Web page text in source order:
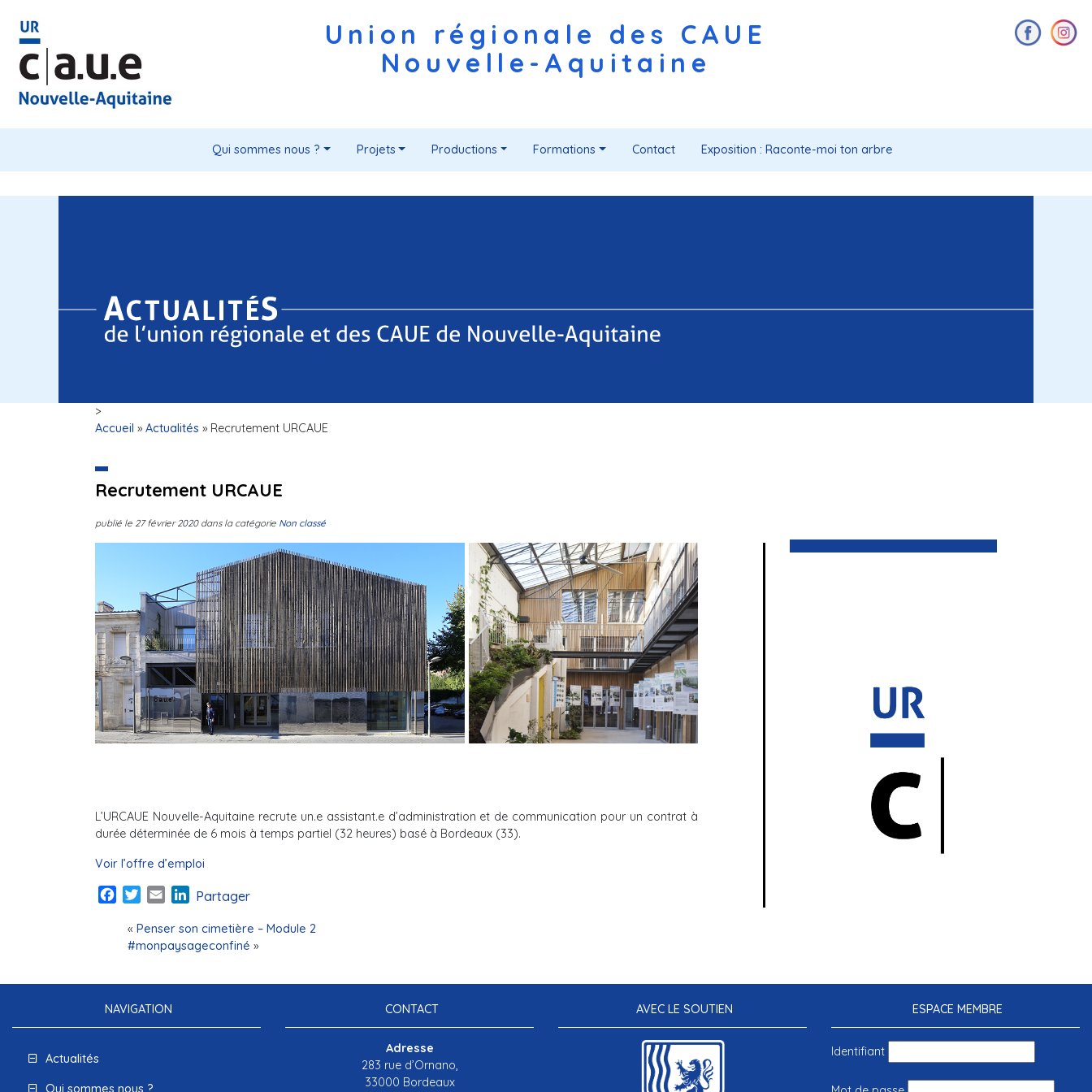
Union régionale des CAUE
Nouvelle-Aquitaine
Qui sommes nous ? Projets Productions Formations Contact Exposition : Raconte-moi ton arbre
>
Accueil » Actualités » Recrutement URCAUE
Recrutement URCAUE
publié le 27 février 2020dans la catégorie Non classé
L’URCAUE Nouvelle-Aquitaine recrute un.e assistant.e d’administration et de communication pour un contrat à
durée déterminée de 6 mois à temps partiel (32 heures) basé à Bordeaux (33).
Voir l’offre d’emploi
Facebook
TwitterEmail LinkedIn
Partager
« Penser son cimetière – Module 2
#monpaysageconfiné »
NAVIGATION
Actualités
Qui sommes nous ?
CONTACT
Adresse
283 rue d’Ornano,
33000 Bordeaux
AVEC LE SOUTIEN ESPACE MEMBRE
Identifiant